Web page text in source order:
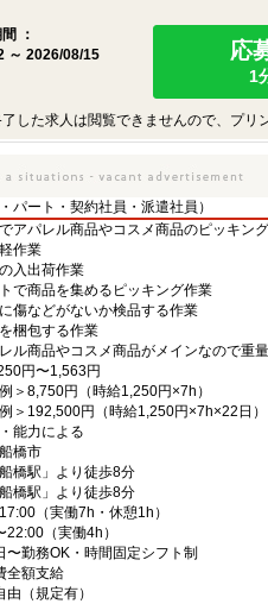
：
～ 2026/08/15
応
1
した求人は閲覧できませんので、プリ
パート・契約社員・派遣社員）
アパレル商品やコスメ商品のピッキン
作業
入出荷作業
トで商品を集めるピッキング作業
に傷などがないか検品する作業
梱包する作業
ル商品やコスメ商品がメインなので重
円〜1,563円
＞8,750円（時給1,250円×7h）
＞192,500円（時給1,250円×7h×22日）
能力による
橋市
橋駅」より徒歩8分
橋駅」より徒歩8分
（実働7h・休憩1h）
22:00（実働4h）
勤務OK・時間固定シフト制
全額支給
由（規定有）